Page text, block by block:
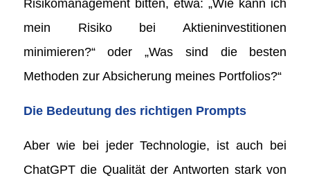
Risikomanagement bitten, etwa: „Wie kann ich
mein Risiko bei Aktieninvestitionen
minimieren?“ oder „Was sind die besten
Methoden zur Absicherung meines Portfolios?“
Die Bedeutung des richtigen Prompts
Aber wie bei jeder Technologie, ist auch bei
ChatGPT die Qualität der Antworten stark von